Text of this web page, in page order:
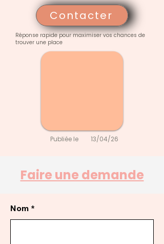
Contacter
Réponse rapide pour maximiser vos chances de
trouver une place
Publiée le 13/04/26
Faire une demande
Nom